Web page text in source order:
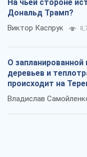
На чьей стороне
Дональд Трамп?
Виктор Каспрук
О
деревьев и
происходит на
Владислав